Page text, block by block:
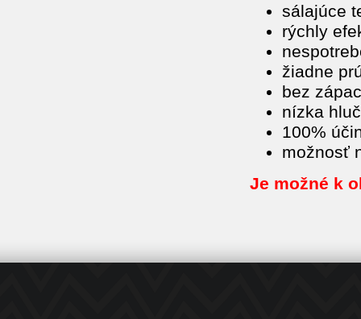
sálajúce
rýchly
žiadne
bez
nízka
100%
možnosť
Je možné k